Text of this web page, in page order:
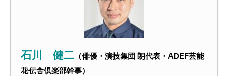
石川 健二（俳優・演技集団 朗代表・ADEF芸能
花伝舎倶楽部幹事）